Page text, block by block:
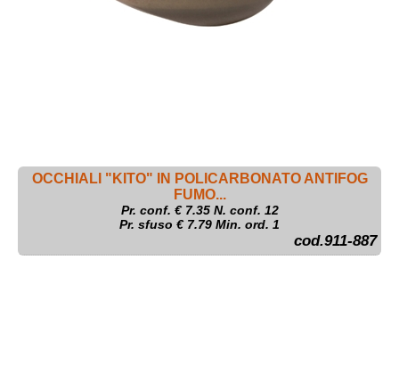
OCCHIALI "KITO" IN POLICARBONATO ANTIFOG
FUMO...
Pr. conf. € 7.35N. conf. 12
Pr. sfuso € 7.79 Min. ord. 1
cod.911-887